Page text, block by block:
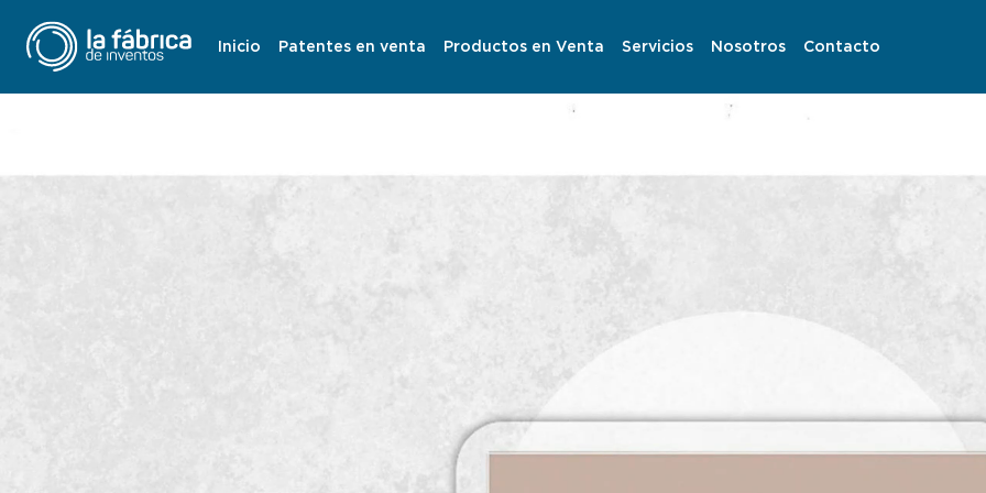
Inicio Patentes en venta Productos en Venta Servicios Nosotros Contacto